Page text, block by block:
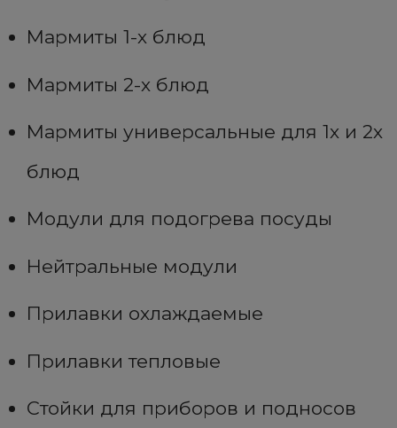
Мармиты 1-х блюд
Мармиты 2-х блюд
Мармиты универсальные для 1х и 2х
блюд
Модули для подогрева посуды
Нейтральные модули
Прилавки охлаждаемые
Прилавки тепловые
Стойки для приборов и подносов